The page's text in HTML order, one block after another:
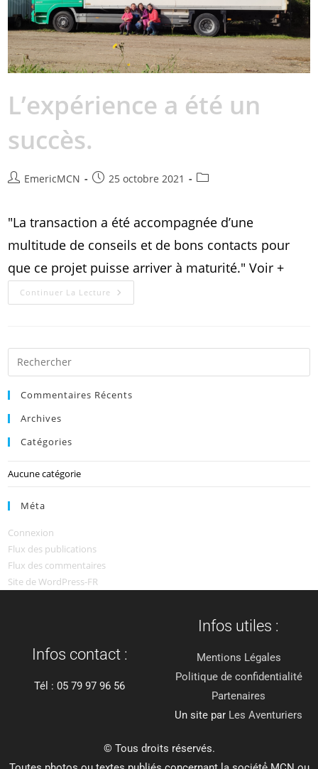
L’expérience a été un
succès.
EmericMCN 25 octobre 2021
"La transaction a été accompagnée d’une
multitude de conseils et de bons contacts pour
que ce projet puisse arriver à maturité." Voir +
Continuer La Lecture
Commentaires Récents
Archives
Catégories
Aucune catégorie
Méta
Connexion
Flux des publications
Flux des commentaires
Site de WordPress-FR
Infos contact :
Tél : 05 79 97 96 56
Infos utiles :
Mentions Légales
Politique de confidentialité
Partenaires
Un site par Les Aventuriers
© Tous droits réservés.